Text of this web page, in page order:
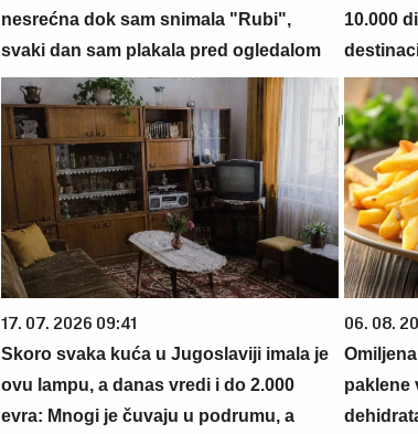
nesrećna dok sam snimala "Rubi",
svaki dan sam plakala pred ogledalom
10.000
17. 07. 2026 09:41
Skoro svaka kuća u Jugoslaviji imala je
ovu lampu, a danas vredi i do 2.000
evra: Mnogi je čuvaju u podrumu, a
06. 08.
paklene